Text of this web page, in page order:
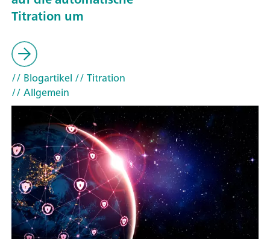
Titration um
// Blogartikel // Titration
// Allgemein